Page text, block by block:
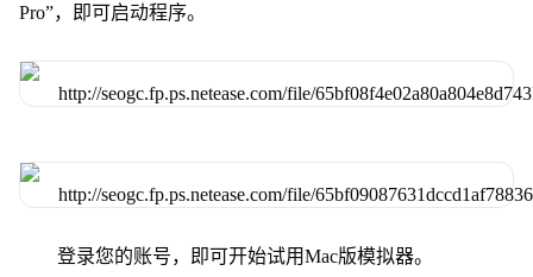
Pro”，即可启动程序。
登录您的账号，即可开始试用Mac版模拟器。